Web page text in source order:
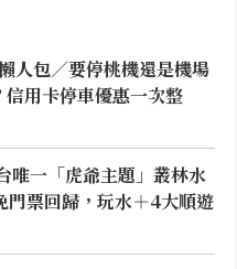
人包／要停桃機還是機場
用卡停車優惠一次整
唯一「虎爺主題」叢林水
票回歸，玩水＋4大順遊